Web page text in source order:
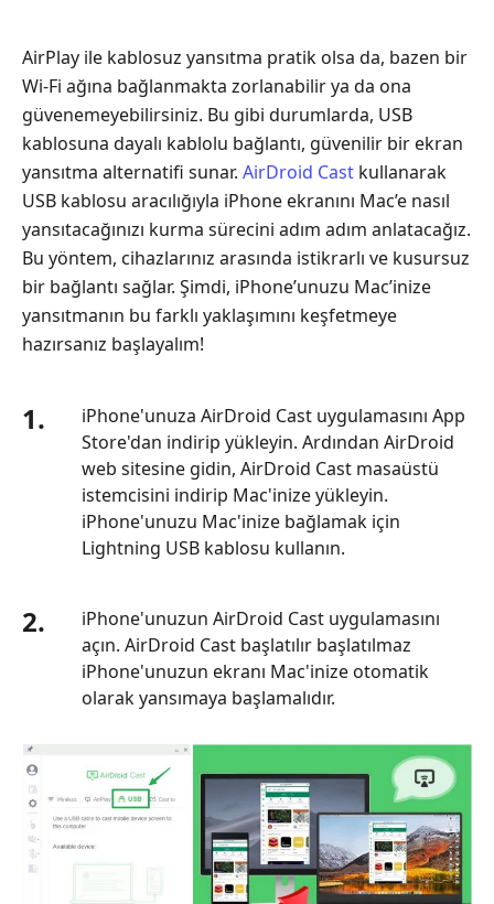
AirPlay ile kablosuz yansıtma pratik olsa da, bazen bir
Wi‑Fi ağına bağlanmakta zorlanabilir ya da ona
güvenemeyebilirsiniz. Bu gibi durumlarda, USB
kablosuna dayalı kablolu bağlantı, güvenilir bir ekran
yansıtma alternatifi sunar. AirDroid Cast kullanarak
USB kablosu aracılığıyla iPhone ekranını Mac’e nasıl
yansıtacağınızı kurma sürecini adım adım anlatacağız.
Bu yöntem, cihazlarınız arasında istikrarlı ve kusursuz
bir bağlantı sağlar. Şimdi, iPhone’unuzu Mac’inize
yansıtmanın bu farklı yaklaşımını keşfetmeye
hazırsanız başlayalım!
1.
iPhone'unuza AirDroid Cast uygulamasını App
Store'dan indirip yükleyin. Ardından AirDroid
web sitesine gidin, AirDroid Cast masaüstü
istemcisini indirip Mac'inize yükleyin.
iPhone'unuzu Mac'inize bağlamak için
Lightning USB kablosu kullanın.
2.
iPhone'unuzun AirDroid Cast uygulamasını
açın. AirDroid Cast başlatılır başlatılmaz
iPhone'unuzun ekranı Mac'inize otomatik
olarak yansımaya başlamalıdır.